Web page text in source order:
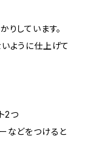
しています。
ように仕上げて
2つ
などをつけると